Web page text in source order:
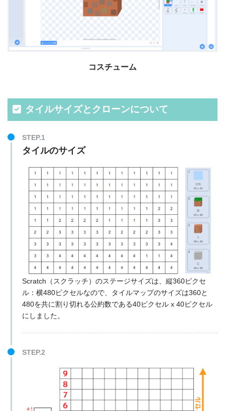
コスチューム
タイルサイズとクローンについて
STEP.1
タイルのサイズ
Scratch（スクラッチ）のステージサイズは、縦360ピクセ
ル：横480ピクセルなので、タイルマップのサイズは360と
480を共に割り切れる公約数である40ピクセル x 40ピクセル
にしました。
STEP.2